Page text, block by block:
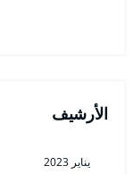
الأرشيف
يناير 2023